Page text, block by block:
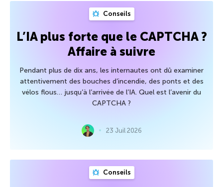
Conseils
L’IA plus forte que le CAPTCHA ?
Affaire à suivre
Pendant plus de dix ans, les internautes ont dû examiner
attentivement des bouches d’incendie, des ponts et des
vélos flous… jusqu’à l’arrivée de l’IA. Quel est l’avenir du
CAPTCHA ?
23 Juil 2026
Conseils